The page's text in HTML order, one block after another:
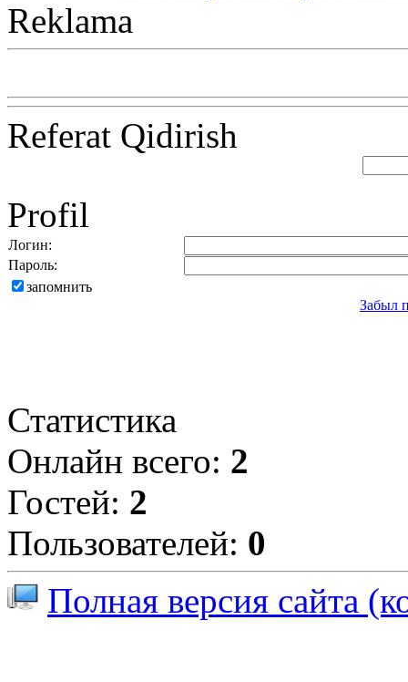
Reklama
Referat Qidirish
Profil
Логин:
Пароль:
запомнить
Забыл
Статистика
Онлайн всего: 2
Гостей: 2
Пользователей: 0
Полная версия сайта